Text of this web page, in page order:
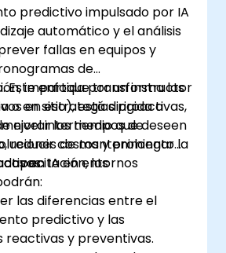
predictivo impulsado por IA
automático y el análisis
fallas en equipos y
de
Este enfoque transforma los
en estrategias proactivas,
los tiempos de
reducir costos y prolongar la
impartida por un instructor
o en sitio), está dirigida a
nivel intermedio que deseen
de mantenimiento
en IA en entornos
capacitación, los
las diferencias entre el
predictivo y las
reactivas y preventivas.